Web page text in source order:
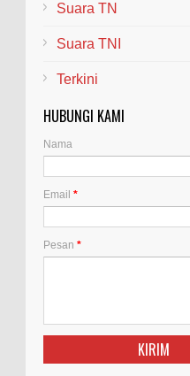
Suara TN
Suara TNI
Terkini
HUBUNGI KAMI
Nama
Email *
Pesan *